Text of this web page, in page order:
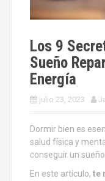
Los 9
Sueño
Energía
julio 23, 2023
Dormir bien es
salud física y
conseguir un
En este artículo, te